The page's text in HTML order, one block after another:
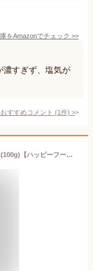
をAmazonでチェック >>
濃すぎず、塩気が
すすめコメント (1件) >
ハッピーフーズ 北海道産鮭フレーク(無着色)(100g)【ハッピーフーズ】